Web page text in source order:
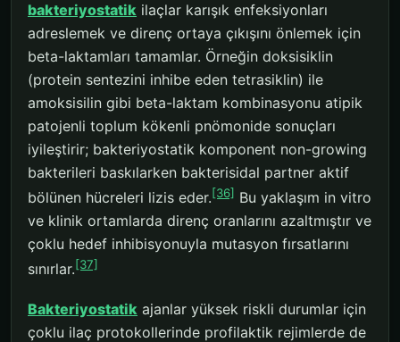
bakteriyostatik ilaçlar karışık enfeksiyonları
adreslemek ve direnç ortaya çıkışını önlemek için
beta-laktamları tamamlar. Örneğin doksisiklin
(protein sentezini inhibe eden tetrasiklin) ile
amoksisilin gibi beta-laktam kombinasyonu atipik
patojenli toplum kökenli pnömonide sonuçları
iyileştirir; bakteriyostatik komponent non-growing
bakterileri baskılarken bakterisidal partner aktif
bölünen hücreleri lizis eder.[36] Bu yaklaşım in vitro
ve klinik ortamlarda direnç oranlarını azaltmıştır ve
çoklu hedef inhibisyonuyla mutasyon fırsatlarını
sınırlar.[37]
Bakteriyostatik ajanlar yüksek riskli durumlar için
çoklu ilaç protokollerinde profilaktik rejimlerde de